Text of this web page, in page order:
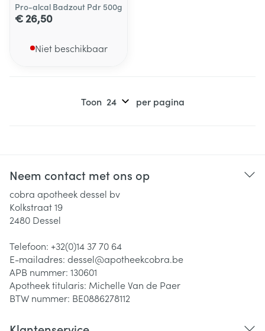
Pro-alcal Badzout Pdr 500g
€ 26,50
Niet beschikbaar
Toon per pagina
Neem contact met ons op
cobra apotheek dessel bv
Kolkstraat 19
2480 Dessel
Telefoon: +32(0)14 37 70 64
E-mailadres: dessel@apotheekcobra.be
APB nummer: 130601
Apotheek titularis: Michelle Van de Paer
BTW nummer: BE0886278112